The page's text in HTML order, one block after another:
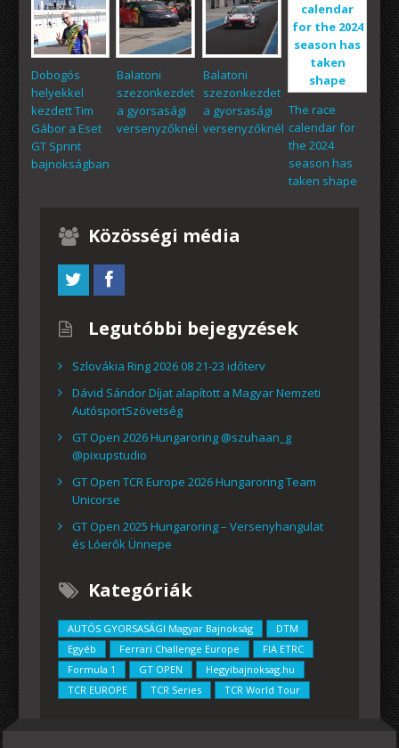
Dobogós
helyekkel
kezdett Tim
Gábor a Eset
GT Sprint
bajnokságban
Balatoni
szezonkezdet
a gyorsasági
versenyzőknél
Balatoni
szezonkezdet
a gyorsasági
versenyzőknél
The race
calendar for
the 2024
season has
taken shape
Közösségi média
Legutóbbi bejegyzések
Szlovákia Ring 2026 08 21-23 időterv
Dávid Sándor Díjat alapított a Magyar Nemzeti
AutósportSzövetség
GT Open 2026 Hungaroring @szuhaan_g
@pixupstudio
GT Open TCR Europe 2026 Hungaroring Team
Unicorse
GT Open 2025 Hungaroring – Versenyhangulat
és Lóerők Ünnepe
Kategóriák
AUTÓS GYORSASÁGI Magyar Bajnokság
DTM
Egyéb
Ferrari Challenge Europe
FIA ETRC
Formula 1
GT OPEN
Hegyibajnoksag.hu
TCR EUROPE
TCR Series TCR World Tour